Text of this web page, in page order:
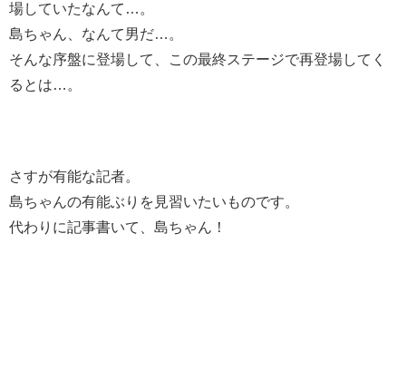
場していたなんて…。
島ちゃん、なんて男だ…。
そんな序盤に登場して、この最終ステージで再登場してく
るとは…。
さすが有能な記者。
島ちゃんの有能ぶりを見習いたいものです。
代わりに記事書いて、島ちゃん！